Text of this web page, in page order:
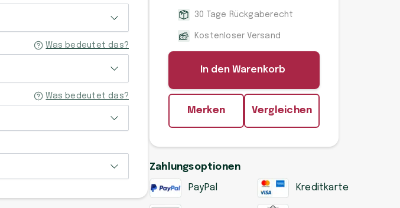
Was bedeutet das?
Was bedeutet das?
30 Tage Rückgaberecht
Kostenloser Versand
In den Warenkorb
Merken Vergleichen
Zahlungsoptionen
PayPal Kreditkarte